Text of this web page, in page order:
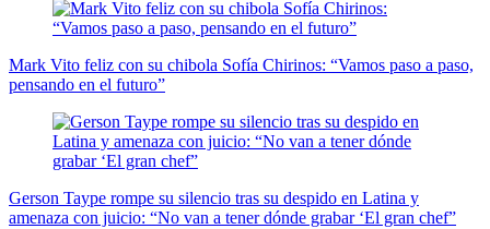
Mark Vito feliz con su chibola Sofía Chirinos: “Vamos paso a paso,
pensando en el futuro”
Gerson Taype rompe su silencio tras su despido en Latina y
amenaza con juicio: “No van a tener dónde grabar ‘El gran chef”